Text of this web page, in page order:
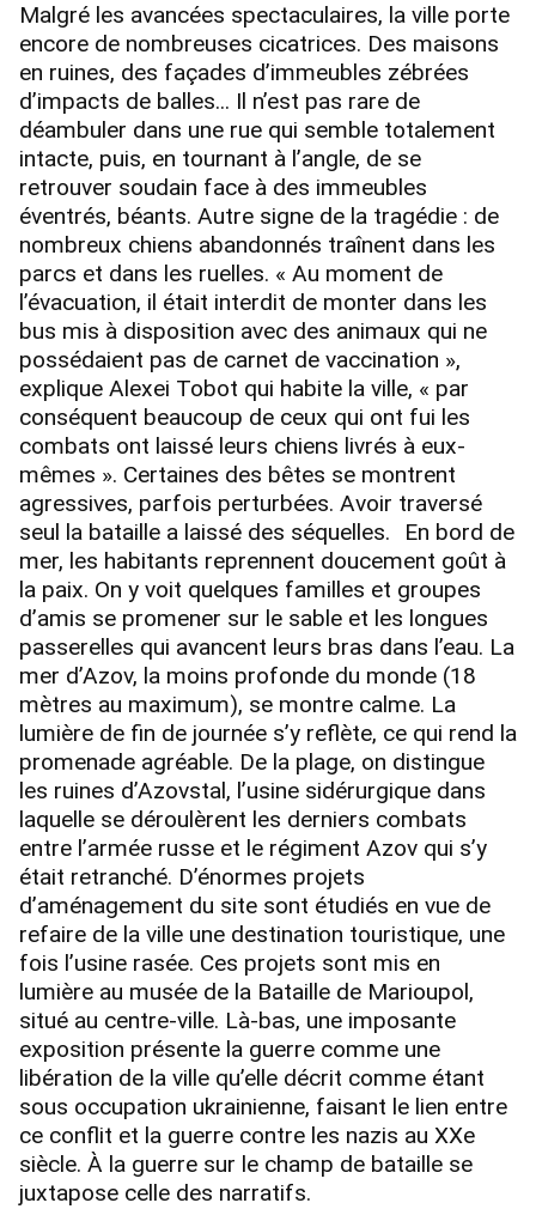
Malgré les avancées spectaculaires, la ville porte
encore de nombreuses cicatrices. Des maisons
en ruines, des façades d’immeubles zébrées
d’impacts de balles... Il n’est pas rare de
déambuler dans une rue qui semble totalement
intacte, puis, en tournant à l’angle, de se
retrouver soudain face à des immeubles
éventrés, béants. Autre signe de la tragédie : de
nombreux chiens abandonnés traînent dans les
parcs et dans les ruelles. « Au moment de
l’évacuation, il était interdit de monter dans les
bus mis à disposition avec des animaux qui ne
possédaient pas de carnet de vaccination »,
explique Alexei Tobot qui habite la ville, « par
conséquent beaucoup de ceux qui ont fui les
combats ont laissé leurs chiens livrés à eux-
mêmes ». Certaines des bêtes se montrent
agressives, parfois perturbées. Avoir traversé
seul la bataille a laissé des séquelles. En bord de
mer, les habitants reprennent doucement goût à
la paix. On y voit quelques familles et groupes
d’amis se promener sur le sable et les longues
passerelles qui avancent leurs bras dans l’eau. La
mer d’Azov, la moins profonde du monde (18
mètres au maximum), se montre calme. La
lumière de fin de journée s’y reflète, ce qui rend la
promenade agréable. De la plage, on distingue
les ruines d’Azovstal, l’usine sidérurgique dans
laquelle se déroulèrent les derniers combats
entre l’armée russe et le régiment Azov qui s’y
était retranché. D’énormes projets
d’aménagement du site sont étudiés en vue de
refaire de la ville une destination touristique, une
fois l’usine rasée. Ces projets sont mis en
lumière au musée de la Bataille de Marioupol,
situé au centre-ville. Là-bas, une imposante
exposition présente la guerre comme une
libération de la ville qu’elle décrit comme étant
sous occupation ukrainienne, faisant le lien entre
ce conflit et la guerre contre les nazis au XXe
siècle. À la guerre sur le champ de bataille se
juxtapose celle des narratifs.